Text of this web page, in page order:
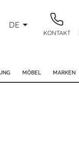
DE 
KONTAKT
MÖBEL MARKEN